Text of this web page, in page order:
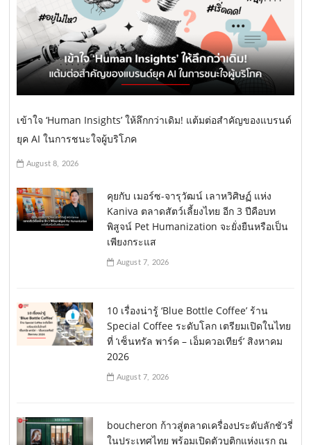
เข้าใจ ‘Human Insights’ ให้ลึกกว่าเดิม! แต้มต่อสำคัญของแบรนด์
ยุค AI ในการชนะใจผู้บริโภค
August 8, 2026
คุยกับ เมอร์ซ-จารุวัฒน์ เลาหวิศิษฏ์ แห่ง
Kaniva ตลาดสัตว์เลี้ยงไทย อีก 3 ปีคือบท
พิสูจน์ Pet Humanization จะยั่งยืนหรือเป็น
เพียงกระแส
August 7, 2026
10 เรื่องน่ารู้ ‘Blue Bottle Coffee’ ร้าน
Special Coffee ระดับโลก เตรียมเปิดในไทย
ที่ ‘เซ็นทรัล พาร์ค – เอ็มควอเทียร์’ สิงหาคม
2026
August 7, 2026
boucheron ก้าวสู่ตลาดเครื่องประดับลักชัวรี่
ในประเทศไทย พร้อมเปิดตัวบูติกแห่งแรก ณ